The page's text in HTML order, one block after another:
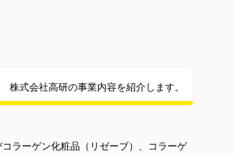
株式会社高研の事業内容を紹介します。
ラーゲン化粧品（リゼーブ）、コラーゲ